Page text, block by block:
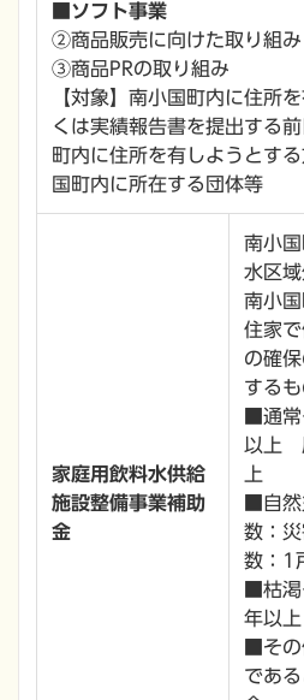
■ソフト事業
②商品販売に向けた取り組み
③商品PRの取り組み
【対象】南小国町内に住所
くは実績報告書を提出する
町内に住所を有しようとす
国町内に所在する団体等
家庭用飲料水供給
施設整備事業補助
金
南小
水区域
南小
住家
の確
する
■通
以上
上
■自
数：
数：1
■枯
年以
■そ
であ